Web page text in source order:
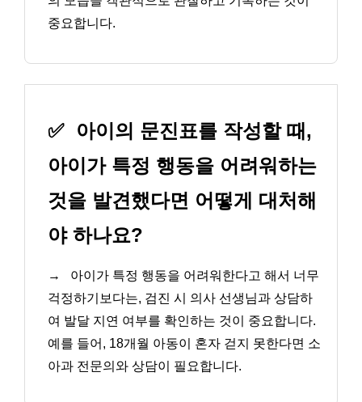
중요합니다.
✅
아이의 문진표를 작성할 때,
아이가 특정 행동을 어려워하는
것을 발견했다면 어떻게 대처해
야 하나요?
→
아이가 특정 행동을 어려워한다고 해서 너무
걱정하기보다는, 검진 시 의사 선생님과 상담하
여 발달 지연 여부를 확인하는 것이 중요합니다.
예를 들어, 18개월 아동이 혼자 걷지 못한다면 소
아과 전문의와 상담이 필요합니다.